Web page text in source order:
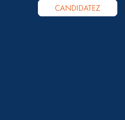
CANDIDATEZ